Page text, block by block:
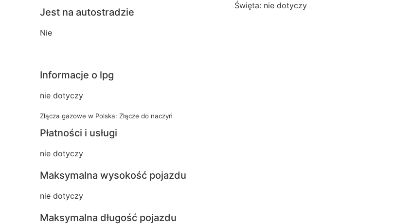
Jest na autostradzie
Nie
Święta: nie dotyczy
Informacje o lpg
nie dotyczy
Złącza gazowe w Polska: Złącze do naczyń
Płatności i usługi
nie dotyczy
Maksymalna wysokość pojazdu
nie dotyczy
Maksymalna długość pojazdu